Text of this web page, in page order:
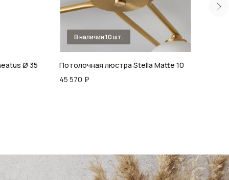
Ø 35
Потолочная люстра Stella Matte 10
45 570 ₽